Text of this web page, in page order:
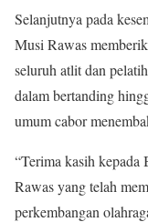
Selanjutnya pada
Musi Rawas
seluruh atlit dan
dalam bertanding
umum cabor
“Terima kasih
Rawas yang telah
perkembangan